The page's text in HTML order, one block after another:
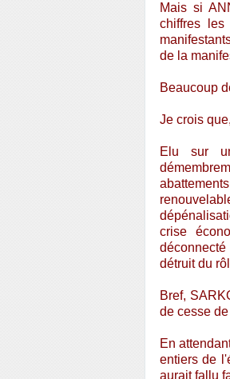
Mais si
chiffres
de la
Beaucoup
Je crois
Elu sur
crise
détruit du
Bref,
de cesse
En
entiers de
aurait fallu